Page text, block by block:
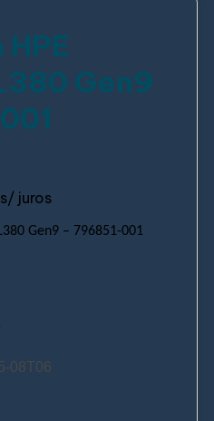
Gen9
s/ juros
Gen9 – 796851-001
08T06